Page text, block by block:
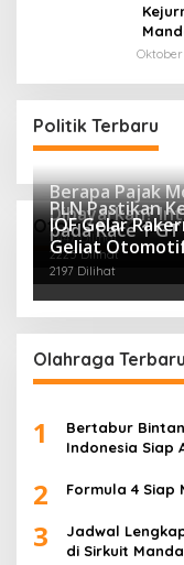
Oktober
Politik Terbaru
Otomotif
Berapa Pajak
Dibayarkan?
2447 Dilihat
PLN Pastikan
pada Race 1
Mandalika
2225 Dilihat
IOF Gelar
Geliat
2197 Dilihat
Olahraga Terbaru
1
Bertabur
Indonesia Siap
2 Formula 4 Siap
3
Jadwal
di Sirkuit